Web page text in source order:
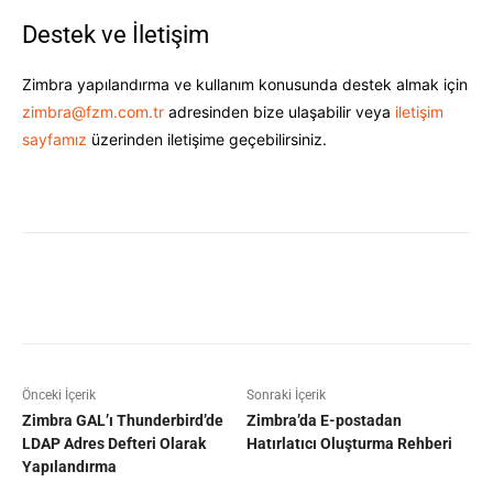
Destek ve İletişim
Zimbra yapılandırma ve kullanım konusunda destek almak için
zimbra@fzm.com.tr adresinden bize ulaşabilir veya iletişim
sayfamız üzerinden iletişime geçebilirsiniz.
Önceki İçerik
Zimbra GAL’ı Thunderbird’de
LDAP Adres Defteri Olarak
Yapılandırma
Sonraki İçerik
Zimbra’da E-postadan
Hatırlatıcı Oluşturma Rehberi